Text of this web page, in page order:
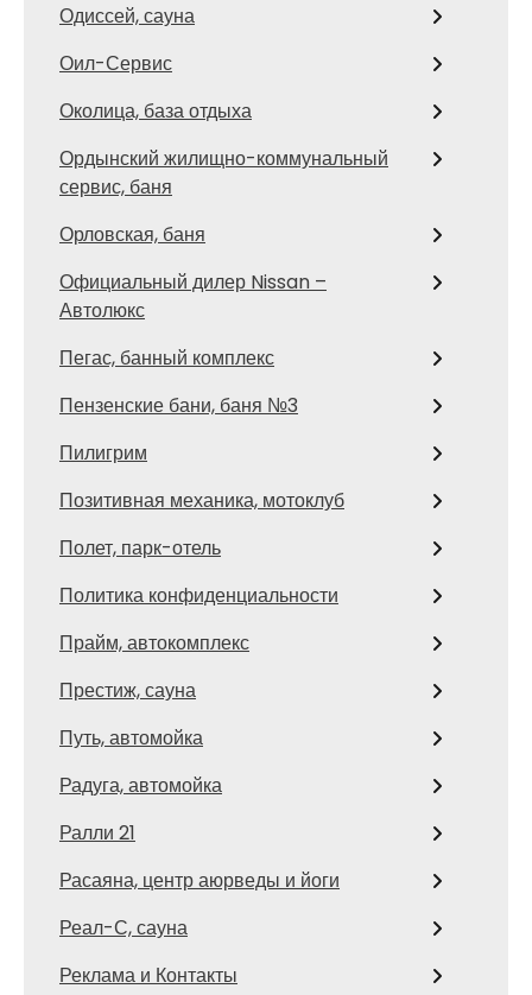
Одиссей, сауна
Оил-Сервис
Околица, база отдыха
Ордынский жилищно-коммунальный
сервис, баня
Орловская, баня
Официальный дилер Nissan –
Автолюкс
Пегас, банный комплекс
Пензенские бани, баня №3
Пилигрим
Позитивная механика, мотоклуб
Полет, парк-отель
Политика конфиденциальности
Прайм, автокомплекс
Престиж, сауна
Путь, автомойка
Радуга, автомойка
Ралли 21
Расаяна, центр аюрведы и йоги
Реал-С, сауна
Реклама и Контакты